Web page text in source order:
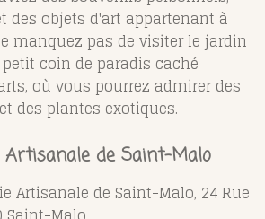
des objets d'art appartenant à
manquez pas de visiter le jardin
coin de paradis caché
où vous pourrez admirer des
des plantes exotiques.
de Saint-Malo
Artisanale de Saint-Malo, 24 Rue